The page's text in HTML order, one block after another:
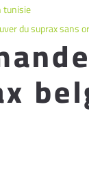
tunisie
du suprax sans